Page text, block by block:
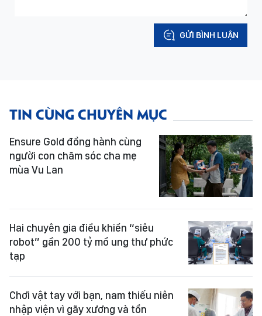
GỬI BÌNH LUẬN
TIN CÙNG CHUYÊN MỤC
Ensure Gold đồng hành cùng
người con chăm sóc cha mẹ
mùa Vu Lan
Hai chuyên gia điều khiển “siêu
robot” gần 200 tỷ mổ ung thư phức
tạp
Chơi vật tay với bạn, nam thiếu niên
nhập viện vì gãy xương và tổn